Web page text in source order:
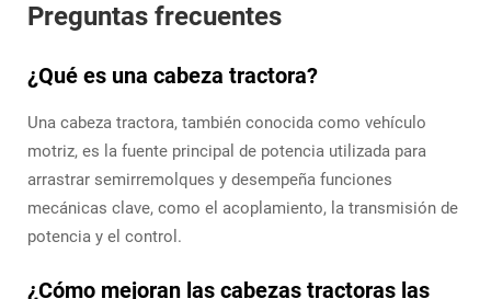
Preguntas frecuentes
¿Qué es una cabeza tractora?
Una cabeza tractora, también conocida como vehículo
motriz, es la fuente principal de potencia utilizada para
arrastrar semirremolques y desempeña funciones
mecánicas clave, como el acoplamiento, la transmisión de
potencia y el control.
¿Cómo mejoran las cabezas tractoras las